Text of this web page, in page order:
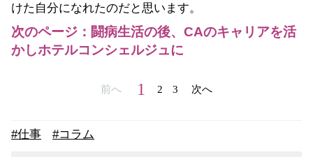
けた自分になれたのだと思います。
次のページ：闘病生活の後、CAのキャリアを活
かしホテルコンシェルジュに
前へ 1 2 3 次へ
#仕事 #コラム